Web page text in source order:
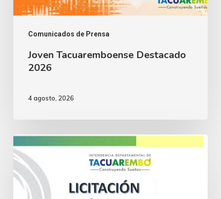
Comunicados de Prensa
Joven Tacuaremboense Destacado
2026
4 agosto, 2026
Pública